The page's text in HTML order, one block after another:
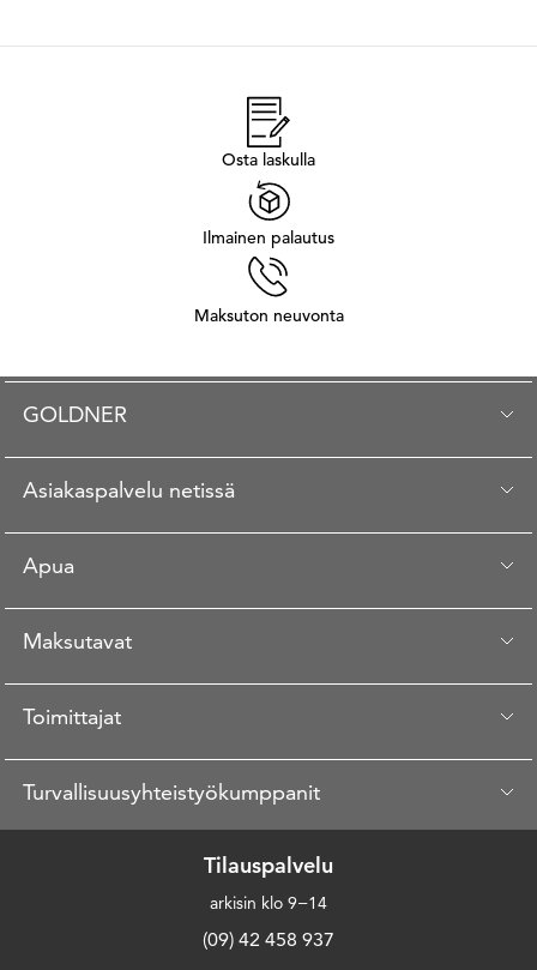
Osta laskulla
Ilmainen palautus
Maksuton neuvonta
GOLDNER
Asiakaspalvelu netissä
Apua
Maksutavat
Toimittajat
Turvallisuusyhteistyökumppanit
Tilauspalvelu
arkisin klo 9−14
(09) 42 458 937